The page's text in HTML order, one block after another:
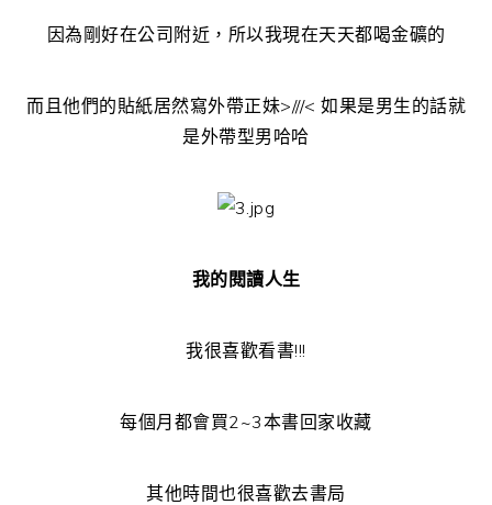
因為剛好在公司附近，所以我現在天天都喝金礦的
而且他們的貼紙居然寫外帶正妹>///< 如果是男生的話就
是外帶型男哈哈
我的閱讀人生
我很喜歡看書!!!
每個月都會買2~3本書回家收藏
其他時間也很喜歡去書局